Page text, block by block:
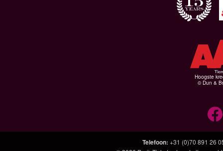
Hoogste
© Dun &
Telefoon: +31 (0)70 891 26